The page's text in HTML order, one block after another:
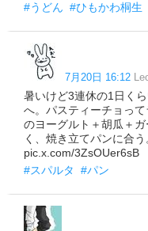
#うどん #ひもかわ桐生
7月20日 16:12
暑いけど3連休の1日く
へ。パスティーチョっ
のヨーグルト＋胡瓜＋
く、焼き立てパンに合
pic.x.com/3ZsOUer6sB
#スパルタ
#パン